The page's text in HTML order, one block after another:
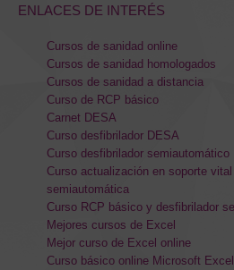
ENLACES DE INTERÉS
Cursos de sanidad online
Cursos de sanidad homologados
Cursos de sanidad a distancia
Curso de RCP básico
Carnet DESA
Curso desfibrilador DESA
Curso desfibrilador semiautomático
Curso actualización en soporte
semiautomática
Curso RCP básico y desfibrilador
Mejores cursos de Excel
Mejor curso de Excel online
Curso básico online Microsoft Excel